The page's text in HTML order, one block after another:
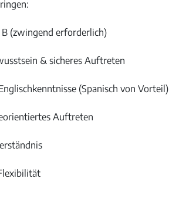
B (zwingend erforderlich)
& sicheres Auftreten
(Spanisch von Vorteil)
Auftreten